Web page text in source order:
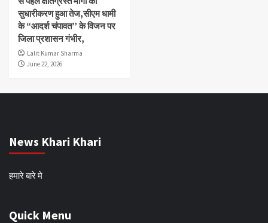
सुधारीकरण हुआ तेज,सीएम धामी
के “आदर्श चंपावत” के विजन पर
जिला प्रशासन गंभीर,
Lalit Kumar Sharma
June 22, 2026
News Khari Khari
हमारे बारे मे
Quick Menu